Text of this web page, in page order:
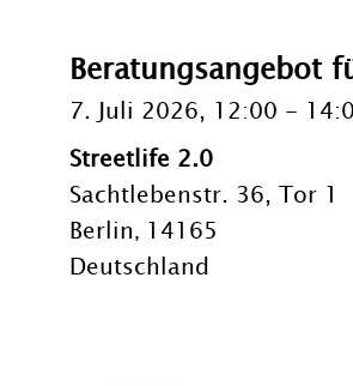
Beratungsangebot
7. Juli 2026, 12:00 -
Streetlife 2.0
Sachtlebenstr. 36, Tor 1
Berlin, 14165
Deutschland